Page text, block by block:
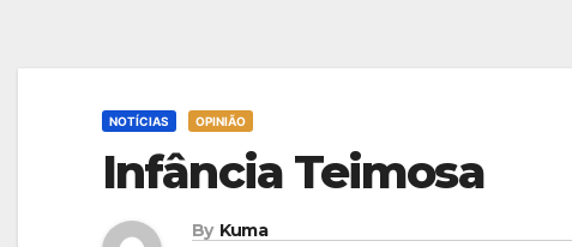
NOTÍCIAS OPINIÃO
Infância Teimosa
By Kuma